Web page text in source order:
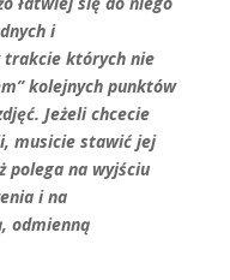
i
trakcie których nie
kolejnych punktów
Jeżeli chcecie
musicie stawić jej
polega na wyjściu
i na
odmienną